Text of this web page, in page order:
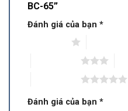
BC-65”
Đánh giá của bạn *
Đánh giá của bạn *